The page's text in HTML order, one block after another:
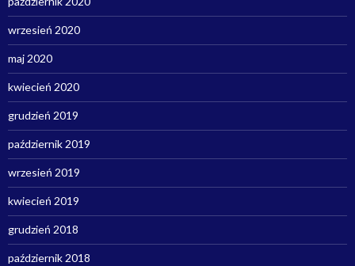
wrzesień 2020
maj 2020
kwiecień 2020
grudzień 2019
październik 2019
wrzesień 2019
kwiecień 2019
grudzień 2018
październik 2018